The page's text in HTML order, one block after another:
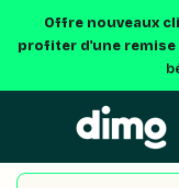
Offre nouveaux
profiter d'une remise